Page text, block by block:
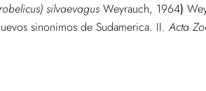
silvaevagusWeyrauch, 1964)
sinonimos de Sudamerica. II. Acta